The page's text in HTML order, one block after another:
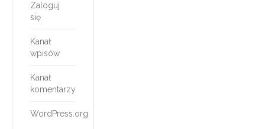
Zaloguj
się
Kanał
wpisów
Kanał
komentarzy
WordPress.org